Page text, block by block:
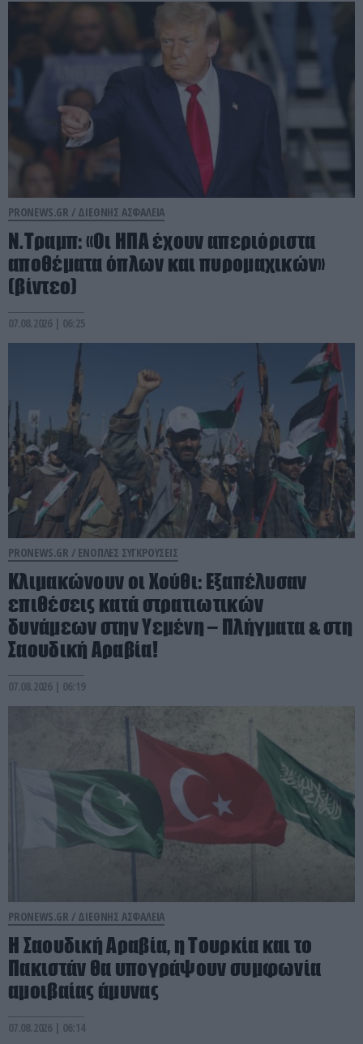
PRONEWS.GR / ΔΙΕΘΝΗΣ ΑΣΦΑΛΕΙΑ
Ν.Τραμπ: «Οι ΗΠΑ έχουν απεριόριστα
αποθέματα όπλων και πυρομαχικών»
(βίντεο)
07.08.2026 | 06:25
PRONEWS.GR / ΕΝΟΠΛΕΣ ΣΥΓΚΡΟΥΣΕΙΣ
Κλιμακώνουν οι Χούθι: Eξαπέλυσαν
επιθέσεις κατά στρατιωτικών
δυνάμεων στην Υεμένη – Πλήγματα & στη
Σαουδική Αραβία!
07.08.2026 | 06:19
PRONEWS.GR / ΔΙΕΘΝΗΣ ΑΣΦΑΛΕΙΑ
Η Σαουδική Αραβία, η Τουρκία και το
Πακιστάν θα υπογράψουν συμφωνία
αμοιβαίας άμυνας
07.08.2026 | 06:14